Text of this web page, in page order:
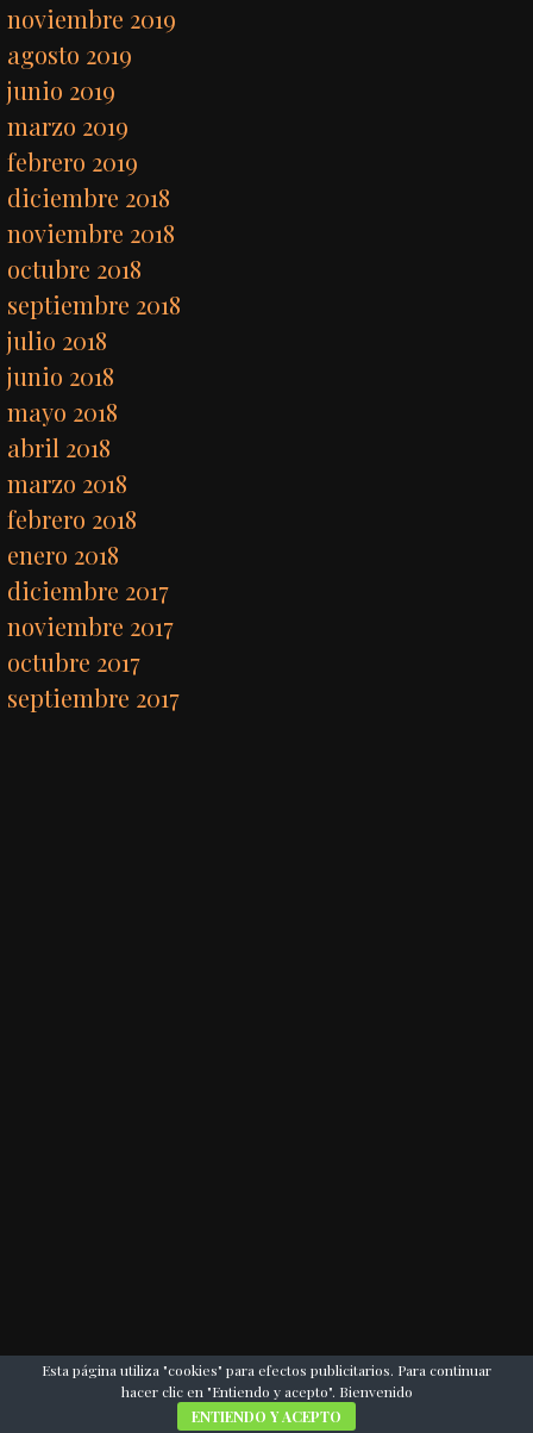
noviembre 2019
agosto 2019
junio 2019
marzo 2019
febrero 2019
diciembre 2018
noviembre 2018
octubre 2018
septiembre 2018
julio 2018
junio 2018
mayo 2018
abril 2018
marzo 2018
febrero 2018
enero 2018
diciembre 2017
noviembre 2017
octubre 2017
septiembre 2017
Esta página utiliza "cookies" para efectos publicitarios. Para continuar
hacer clic en "Entiendo y acepto". Bienvenido
ENTIENDO Y ACEPTO